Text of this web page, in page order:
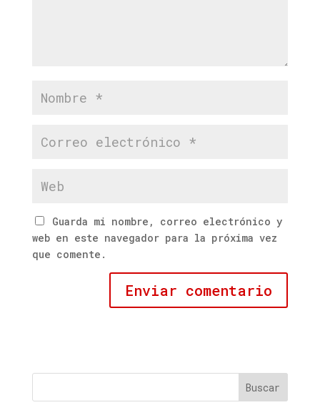
Guarda mi nombre, correo electrónico y
web en este navegador para la próxima vez
que comente.